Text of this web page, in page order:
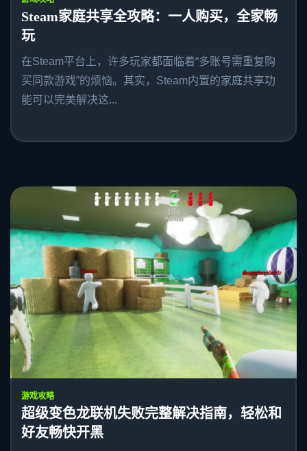
Steam家庭共享全攻略：一人购买，全家畅
玩
在Steam平台上，许多玩家都面临着“多账号需重复购
买同款游戏”的烦恼。其实，Steam内置的家庭共享功
能可以完美解决这...
游戏攻略
超级变色龙联机失败完整解决指南，轻松和
好友畅快开黑